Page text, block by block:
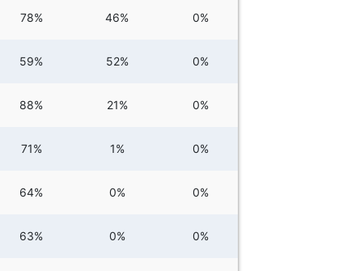
78% 46% 0%
59% 52% 0%
88% 21% 0%
71% 1% 0%
64% 0% 0%
63% 0% 0%